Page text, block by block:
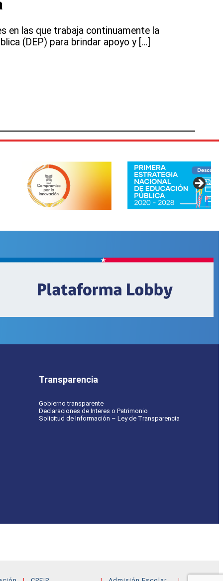
en las que trabaja continuamente la
(DEP) para brindar apoyo y […]
Transparencia
Gobierno transparente
Declaraciones de Interes o Patrimonio
Solicitud de Información – Ley de Transparencia